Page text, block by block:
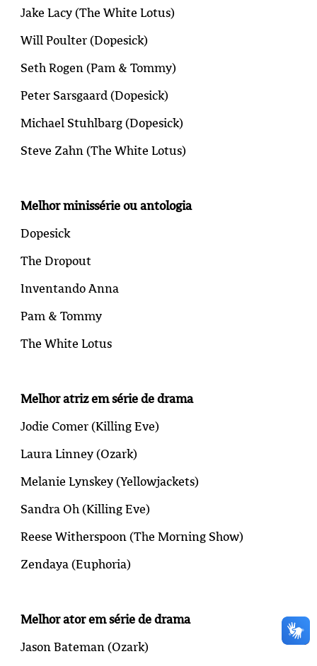
Jake Lacy (The White Lotus)
Will Poulter (Dopesick)
Seth Rogen (Pam & Tommy)
Peter Sarsgaard (Dopesick)
Michael Stuhlbarg (Dopesick)
Steve Zahn (The White Lotus)
Melhor minissérie ou antologia
Dopesick
The Dropout
Inventando Anna
Pam & Tommy
The White Lotus
Melhor atriz em série de drama
Jodie Comer (Killing Eve)
Laura Linney (Ozark)
Melanie Lynskey (Yellowjackets)
Sandra Oh (Killing Eve)
Reese Witherspoon (The Morning Show)
Zendaya (Euphoria)
Melhor ator em série de drama
Jason Bateman (Ozark)